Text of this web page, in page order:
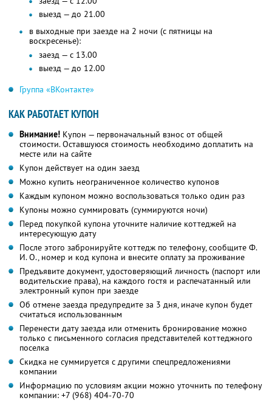
выезд — до 21.00
в выходные при заезде на 2 ночи (с пятницы на
воскресенье):
заезд — с 13.00
выезд — до 12.00
Группа «ВКонтакте»
КАК РАБОТАЕТ КУПОН
Внимание! Купон — первоначальный взнос от общей
стоимости. Оставшуюся стоимость необходимо доплатить на
месте или на сайте
Купон действует на один заезд
Можно купить неограниченное количество купонов
Каждым купоном можно воспользоваться только один раз
Купоны можно суммировать (суммируются ночи)
Перед покупкой купона уточните наличие коттеджей на
интересующую дату
После этого забронируйте коттедж по телефону, сообщите Ф.
И. О., номер и код купона и внесите оплату за проживание
Предъявите документ, удостоверяющий личность (паспорт или
водительские права), на каждого гостя и распечатанный или
электронный купон при заезде
Об отмене заезда предупредите за 3 дня, иначе купон будет
считаться использованным
Перенести дату заезда или отменить бронирование можно
только с письменного согласия представителей коттеджного
поселка
Скидка не суммируется с другими спецпредложениями
компании
Информацию по условиям акции можно уточнить по телефону
компании: +7 (968) 404-70-70